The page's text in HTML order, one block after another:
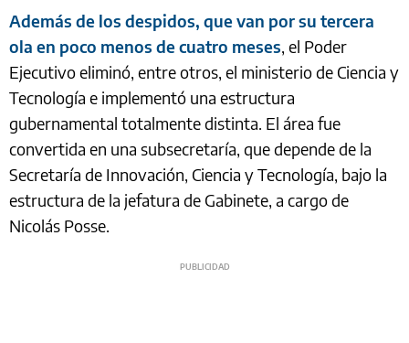
Además de los despidos, que van por su tercera
ola en poco menos de cuatro meses, el Poder
Ejecutivo eliminó, entre otros, el ministerio de Ciencia y
Tecnología e implementó una estructura
gubernamental totalmente distinta. El área fue
convertida en una subsecretaría, que depende de la
Secretaría de Innovación, Ciencia y Tecnología, bajo la
estructura de la jefatura de Gabinete, a cargo de
Nicolás Posse.